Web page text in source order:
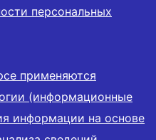
персональных
применяются
(информационные
информации на основе